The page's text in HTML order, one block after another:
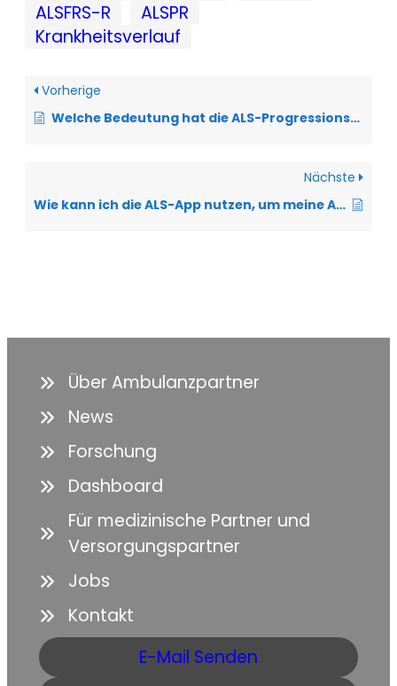
ALSFRS-R
ALSPR
Krankheitsverlauf
Vorherige
Welche Bedeutung hat die ALS-Progressionsrate (ALSPR)?
Nächste
Wie kann ich die ALS-App nutzen, um meine ALS-Progressionsrate zu ermitteln?
Über Ambulanzpartner
News
Forschung
Dashboard
Für medizinische Partner und
Versorgungspartner
Jobs
Kontakt
E-Mail Senden